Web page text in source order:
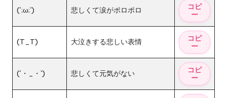
(´;ω;`) 悲しくて涙がポロポロ
(T_T) 大泣きする悲しい表情
(´・_・`) 悲しくて元気がない